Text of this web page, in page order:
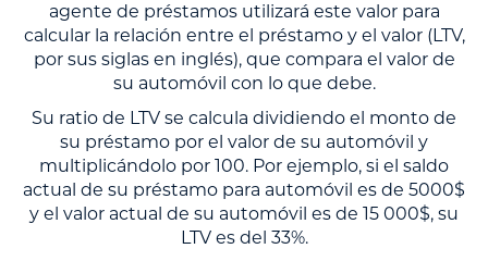
agente de préstamos utilizará este valor para
calcular la relación entre el préstamo y el valor (LTV,
por sus siglas en inglés), que compara el valor de
su automóvil con lo que debe.
Su ratio de LTV se calcula dividiendo el monto de
su préstamo por el valor de su automóvil y
multiplicándolo por 100. Por ejemplo, si el saldo
actual de su préstamo para automóvil es de 5000$
y el valor actual de su automóvil es de 15 000$, su
LTV es del 33%.